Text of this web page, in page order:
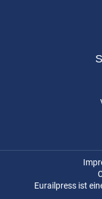
Eurailpress ist